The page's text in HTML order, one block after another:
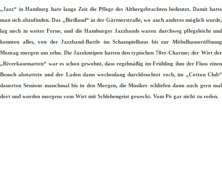
„Jazz“ in Hamburg hate lange Zeit die Pflege des Althergebrachten bedeutet. Damit hatte
man sich abzufinden. Das „Birdland“ in der Gärtnerstraße, wo auch anderes möglich wurde,
lag noch in weiter Ferne, und die Hamburger Jazzbands waren durchweg pflegeleicht und
konnten alles, von der Jazzband-Battle im Schauspielhaus bis zur Möbelhauseröffnung
Montag morgen um zehn. Die Jazzkneipen hatten den typischen 70er-Charme; der Wirt der
„Riverkasematten“ war es schon gewohnt, dass regelmäßig im Frühling ihm der Fluss einen
Besuch abstattete und der Laden dann wochenlang durchfeuchtet roch, im „Cotton Club“
dauerten Sessions manchmal bis in den Morgen, die Musiker schliefen dann auch gern mal
dort und wurden morgens vom Wirt mit Schlehengeist geweckt. Vom Pö gar nicht zu reden.